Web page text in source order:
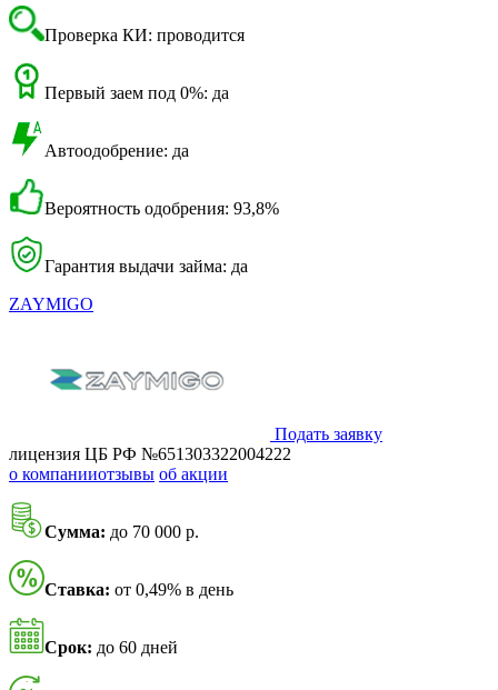
Проверка КИ: проводится
Первый заем под 0%: да
Автоодобрение: да
Вероятность одобрения: 93,8%
Гарантия выдачи займа: да
ZAYMIGO
Подать заявку
лицензия ЦБ РФ №651303322004222
о компанииотзывы об акции
Сумма: до 70 000 р.
Ставка: от 0,49% в день
Срок: до 60 дней